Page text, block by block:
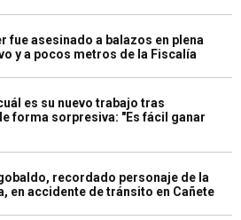
fue asesinado a balazos en plena
y a pocos metros de la Fiscalía
es su nuevo trabajo tras
forma sorpresiva: "Es fácil ganar
recordado personaje de la
en accidente de tránsito en Cañete